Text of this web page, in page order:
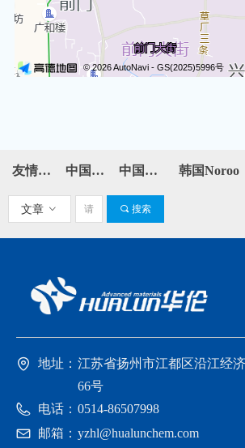
友情链接： 中国石化 中国石油 韩国Noroo
끠 搜索
文章 ꀁ
地址： 江苏省扬州市江都区沿江经
66号
电话： 0514-86507998
邮箱： yzhl@hualunchem.com